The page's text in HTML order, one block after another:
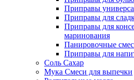
Приправы
Приправы для
Приправы для
маринования
Панировочные
Приправы для
Соль Сахар
Мука Смеси для выпечки